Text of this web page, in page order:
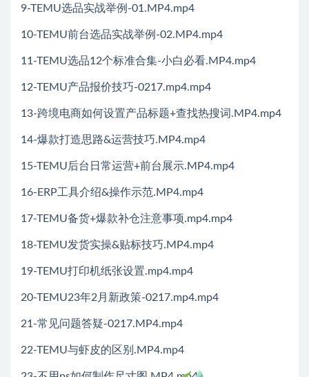
9-TEMU选品实战举例-01.MP4.mp4
10-TEMU前台选品实战举例-02.MP4.mp4
11-TEMU选品12个标准合集-小白必看.MP4.mp4
12-TEMU产品报价技巧-0217.mp4.mp4
13-跨境电商如何设置产品标题+查找热搜词.MP4.mp4
14-爆款打造思路&运营技巧.MP4.mp4
15-TEMU后台日常运营+前台展示.MP4.mp4
16-ERP工具介绍&操作示范.MP4.mp4
17-TEMU备货+爆款补仓注意事项.mp4.mp4
18-TEMU发货实操&贴标技巧.MP4.mp4
19-TEMU打印机纸张设置.mp4.mp4
20-TEMU23年2月新政策-0217.mp4.mp4
21-常见问题答疑-0217.MP4.mp4
22-TEMU与虾皮的区别.MP4.mp4